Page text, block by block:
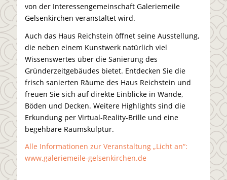
von der Interessengemeinschaft Galeriemeile
Gelsenkirchen veranstaltet wird.
Auch das Haus Reichstein öffnet seine Ausstellung,
die neben einem Kunstwerk natürlich viel
Wissenswertes über die Sanierung des
Gründerzeitgebäudes bietet. Entdecken Sie die
frisch sanierten Räume des Haus Reichstein und
freuen Sie sich auf direkte Einblicke in Wände,
Böden und Decken. Weitere Highlights sind die
Erkundung per Virtual-Reality-­Brille und eine
begehbare Raumskulptur.
Alle Informationen zur Veranstaltung „Licht an“:
www.galeriemeile-gelsenkirchen.de